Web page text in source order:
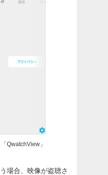
QwatchView」
場合、映像が盗聴さ